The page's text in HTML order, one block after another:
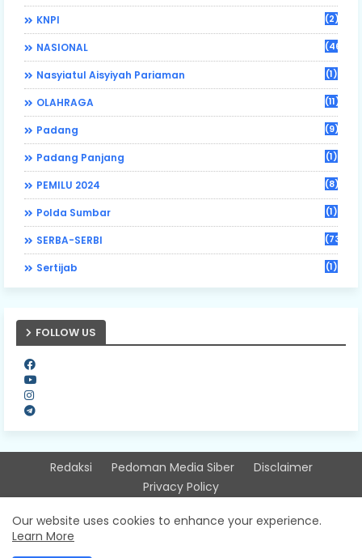
KNPI (2)
NASIONAL (46)
Nasyiatul Aisyiyah Pariaman (1)
OLAHRAGA (11)
Padang (9)
Padang Panjang (1)
PEMILU 2024 (8)
Polda Sumbar (1)
SERBA-SERBI (73)
Sertijab (1)
FOLLOW US
Redaksi Pedoman Media Siber
Disclaimer
Privacy Policy
Our website uses cookies to enhance your experience.
Learn More